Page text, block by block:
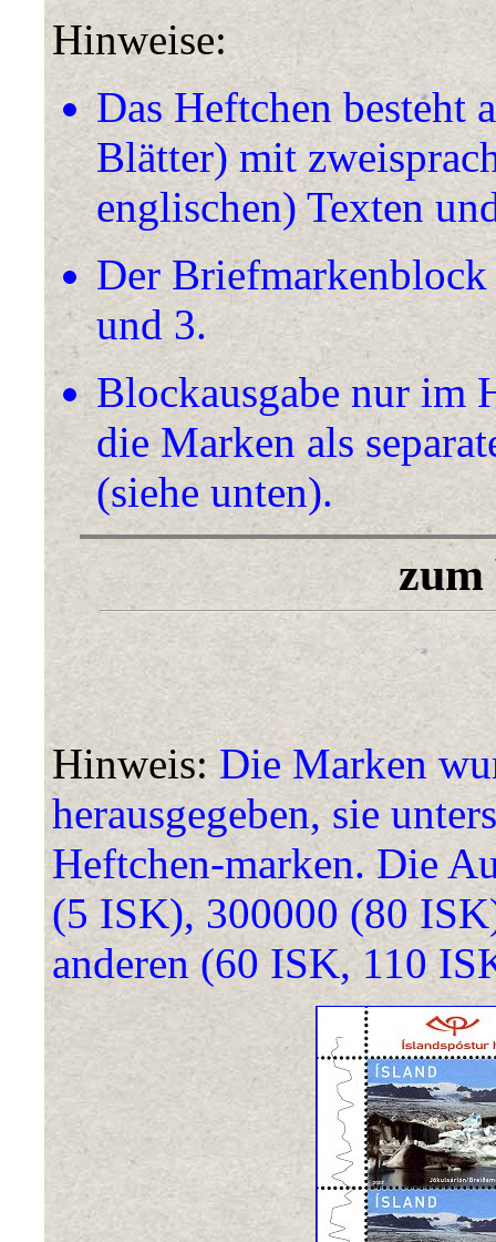
Hinweise:
Das Heftchen besteht
Blätter) mit
englischen) Texten
Der
und 3.
Blockausgabe nur im
die Marken als
(siehe unten).
zum
Hinweis:Die Marken
herausgegeben, sie
Heftchen-marken. Die
(5 ISK), 300000 (80
anderen (60 ISK, 110